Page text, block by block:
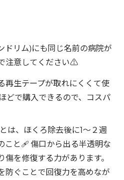
ドリム)にも同じ名前の病院が
注意してください⚠️
再生テープが取れにくくて使
で購入できるので、コスパ
は、ほくろ除去後に1〜２週
こと🩹 傷口から出る半透明な
を修復する力があります。
防ぐことで回復力を高めなが